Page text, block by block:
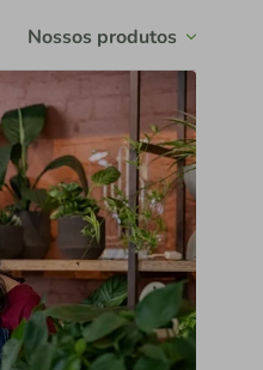
Nossos produtos